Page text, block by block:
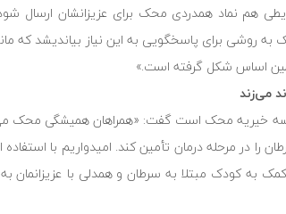
هم نماد همدردی محک برای عزیزانشان ارسال شود
روشی برای پاسخگویی به این نیاز بیاندیشد که
اساس شکل گرفته است.»
می‌زند
خیریه محک است گفت: «همراهان همیشگی محک
بیش از 19 هزار کودک مبتلا به سرطان را در مرحله درمان تأمین کند.
کودک مبتلا به سرطان و همدلی با عزیزانمان به